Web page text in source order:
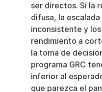
ser directos. Si la
difusa, la
inconsistente y
rendimiento a
la toma de
programa GRC
inferior al
que parezca el